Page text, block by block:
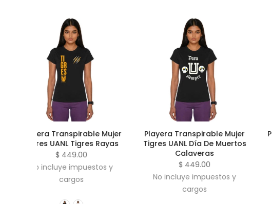
Playera Transpirable Mujer
Tigres UANL Día De Muertos
Calaveras
$ 449.00
No incluye impuestos y
Playera Transpirable Mujer
Tigres UANL Mamá
$ 449.00
No incluye impuestos y
cargos